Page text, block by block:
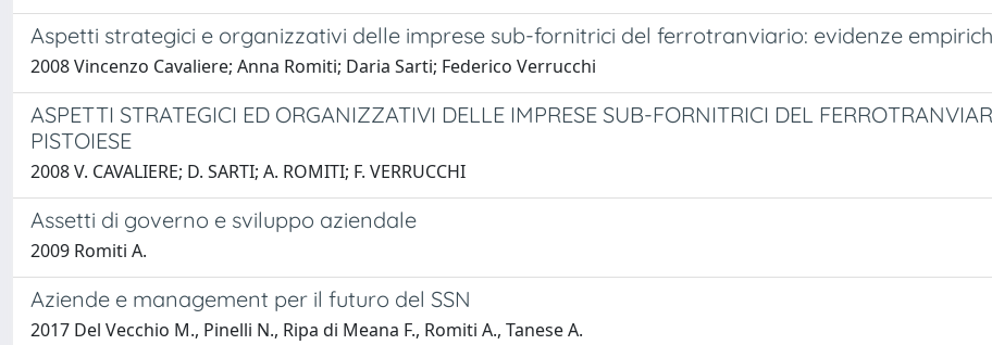
Aspetti strategici e organizzativi delle imprese sub-fornitrici del ferrotranviario: evidenze
2008 Vincenzo Cavaliere; Anna Romiti; Daria Sarti; Federico Verrucchi
ASPETTI STRATEGICI ED ORGANIZZATIVI DELLE IMPRESE SUB-FORNITRICI DEL
PISTOIESE
2008 V. CAVALIERE; D. SARTI; A. ROMITI; F. VERRUCCHI
Assetti di governo e sviluppo aziendale
2009 Romiti A.
Aziende e management per il futuro del SSN
2017 Del Vecchio M., Pinelli N., Ripa di Meana F., Romiti A., Tanese A.